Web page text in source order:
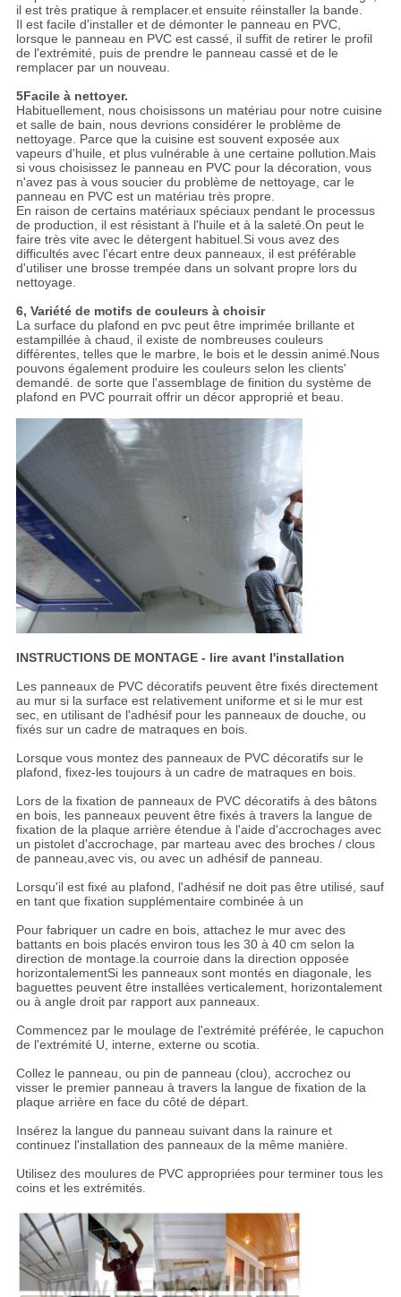
il est très pratique à remplacer.et ensuite réinstaller la bande.
Il est facile d'installer et de démonter le panneau en PVC,
lorsque le panneau en PVC est cassé, il suffit de retirer le profil
de l'extrémité, puis de prendre le panneau cassé et de le
remplacer par un nouveau.
5Facile à nettoyer.
Habituellement, nous choisissons un matériau pour notre cuisine
et salle de bain, nous devrions considérer le problème de
nettoyage. Parce que la cuisine est souvent exposée aux
vapeurs d'huile, et plus vulnérable à une certaine pollution.Mais
si vous choisissez le panneau en PVC pour la décoration, vous
n'avez pas à vous soucier du problème de nettoyage, car le
panneau en PVC est un matériau très propre.
En raison de certains matériaux spéciaux pendant le processus
de production, il est résistant à l'huile et à la saleté.On peut le
faire très vite avec le détergent habituel.Si vous avez des
difficultés avec l'écart entre deux panneaux, il est préférable
d'utiliser une brosse trempée dans un solvant propre lors du
nettoyage.
6, Variété de motifs de couleurs à choisir
La surface du plafond en pvc peut être imprimée brillante et
estampillée à chaud, il existe de nombreuses couleurs
différentes, telles que le marbre, le bois et le dessin animé.Nous
pouvons également produire les couleurs selon les clients'
demandé. de sorte que l'assemblage de finition du système de
plafond en PVC pourrait offrir un décor approprié et beau.
INSTRUCTIONS DE MONTAGE - lire avant l'installation
Les panneaux de PVC décoratifs peuvent être fixés directement
au mur si la surface est relativement uniforme et si le mur est
sec, en utilisant de l'adhésif pour les panneaux de douche, ou
fixés sur un cadre de matraques en bois.
Lorsque vous montez des panneaux de PVC décoratifs sur le
plafond, fixez-les toujours à un cadre de matraques en bois.
Lors de la fixation de panneaux de PVC décoratifs à des bâtons
en bois, les panneaux peuvent être fixés à travers la langue de
fixation de la plaque arrière étendue à l'aide d'accrochages avec
un pistolet d'accrochage, par marteau avec des broches / clous
de panneau,avec vis, ou avec un adhésif de panneau.
Lorsqu'il est fixé au plafond, l'adhésif ne doit pas être utilisé, sauf
en tant que fixation supplémentaire combinée à un
Pour fabriquer un cadre en bois, attachez le mur avec des
battants en bois placés environ tous les 30 à 40 cm selon la
direction de montage.la courroie dans la direction opposée
horizontalementSi les panneaux sont montés en diagonale, les
baguettes peuvent être installées verticalement, horizontalement
ou à angle droit par rapport aux panneaux.
Commencez par le moulage de l'extrémité préférée, le capuchon
de l'extrémité U, interne, externe ou scotia.
Collez le panneau, ou pin de panneau (clou), accrochez ou
visser le premier panneau à travers la langue de fixation de la
plaque arrière en face du côté de départ.
Insérez la langue du panneau suivant dans la rainure et
continuez l'installation des panneaux de la même manière.
Utilisez des moulures de PVC appropriées pour terminer tous les
coins et les extrémités.